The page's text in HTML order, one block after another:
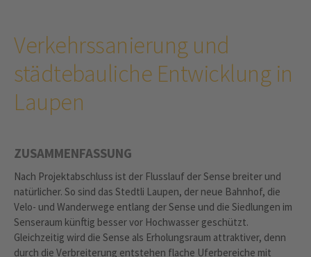
Verkehrssanierung und
städtebauliche Entwicklung in
Laupen
ZUSAMMENFASSUNG
Nach Projektabschluss ist der Flusslauf der Sense breiter und
natürlicher. So sind das Stedtli Laupen, der neue Bahnhof, die
Velo- und Wanderwege entlang der Sense und die Siedlungen im
Senseraum künftig besser vor Hochwasser geschützt.
Gleichzeitig wird die Sense als Erholungsraum attraktiver, denn
durch die Verbreiterung entstehen flache Uferbereiche mit